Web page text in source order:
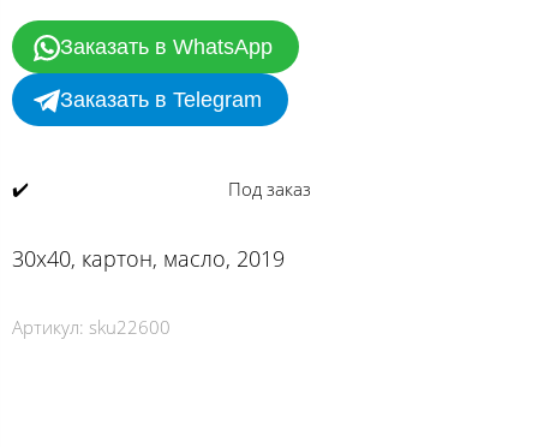
Заказать в WhatsApp
Заказать в Telegram
✔️ Под заказ
30х40, картон, масло, 2019
Артикул: sku22600